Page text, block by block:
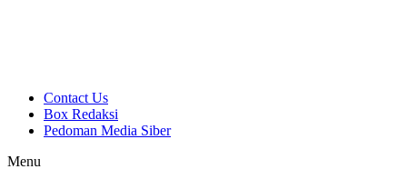
Contact Us
Box Redaksi
Pedoman Media Siber
Menu